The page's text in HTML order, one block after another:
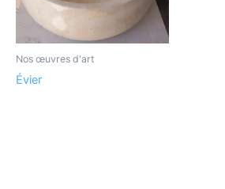
Nos œuvres d'art
Évier